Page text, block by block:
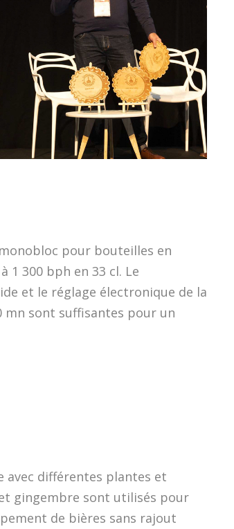
pour bouteilles en
1 300 bph en 33 cl. Le
et le réglage électronique de la
mn sont suffisantes pour un
avec différentes plantes et
gingembre sont utilisés pour
de bières sans rajout